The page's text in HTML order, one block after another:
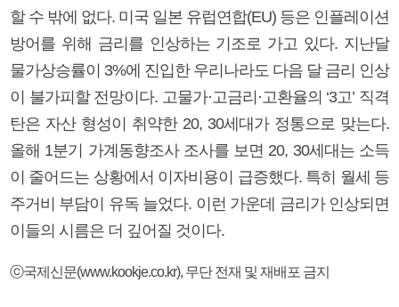
할 수 밖에 없다. 미국 일본 유럽연합(EU) 등은 인플레이션
방어를 위해 금리를 인상하는 기조로 가고 있다. 지난달
물가상승률이 3%에 진입한 우리나라도 다음 달 금리 인상
이 불가피할 전망이다. 고물가·고금리·고환율의 ‘3고’ 직격
탄은 자산 형성이 취약한 20, 30세대가 정통으로 맞는다.
올해 1분기 가계동향조사 조사를 보면 20, 30세대는 소득
이 줄어드는 상황에서 이자비용이 급증했다. 특히 월세 등
주거비 부담이 유독 늘었다. 이런 가운데 금리가 인상되면
이들의 시름은 더 깊어질 것이다.
ⓒ국제신문(www.kookje.co.kr), 무단 전재 및 재배포 금지